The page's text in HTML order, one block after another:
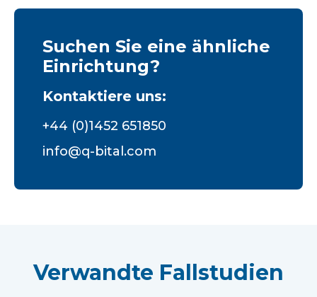
Suchen Sie eine ähnliche
Einrichtung?
Kontaktiere uns:
+44 (0)1452 651850
info@q-bital.com
Verwandte Fallstudien